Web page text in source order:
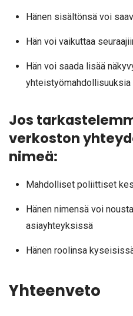
Hänen sisältönsä voi
Hän voi vaikuttaa
Hän voi saada lisää
yhteistyömahdollisuuksia
Jos
verkoston
nimeä:
Mahdolliset poliittiset
Hänen nimensä voi
asiayhteyksissä
Hänen roolinsa
Yhteenveto